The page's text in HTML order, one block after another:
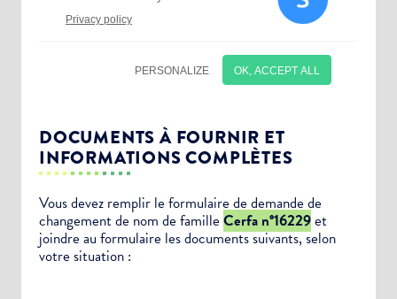
DOCUMENTS À FOURNIR ET
INFORMATIONS COMPLÈTES
Vous devez remplir le formulaire de demande de
changement de nom de famille Cerfa n°16229et
joindre au formulaire les documents suivants, selon
votre situation :
Choisissez votre abonnement :
Alertes Mail